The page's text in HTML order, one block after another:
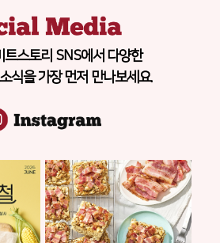
트스토리 SNS에서 다양한
식을 가장 먼저 만나보세요.